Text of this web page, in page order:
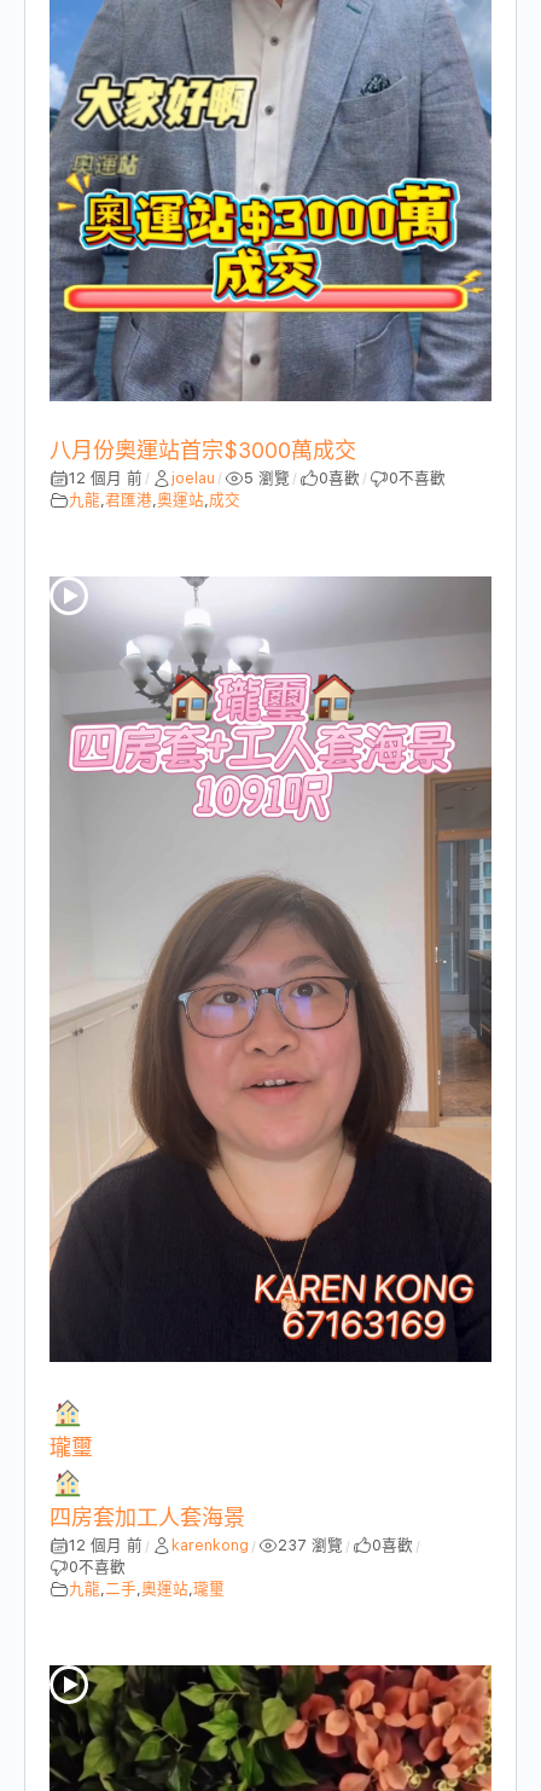
八月份奧運站首宗$3000萬成交
12 個月 前 / joelau / 5 瀏覽 / 0喜歡 / 0不喜歡
九龍 君匯港 奧運站 成交
瓏璽
四房套加工人套海景
12 個月 前 / karenkong / 237 瀏覽 / 0喜歡 /
0不喜歡
九龍,二手,奧運站,瓏璽